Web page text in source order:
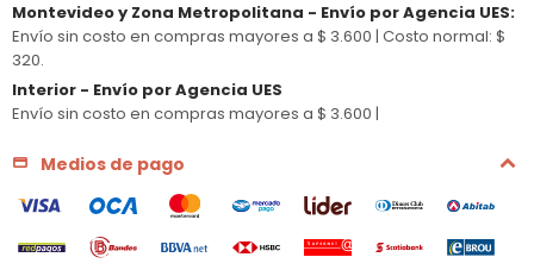
Montevideo y Zona Metropolitana - Envío por Agencia UES:
Envío sin costo en compras mayores a $ 3.600 | Costo normal: $
320.
Interior - Envío por Agencia UES
Envío sin costo en compras mayores a $ 3.600 |
Medios de pago